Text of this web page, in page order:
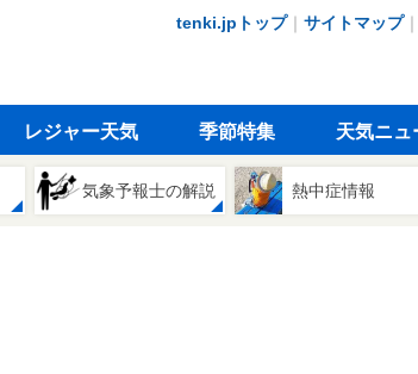
tenki.jpトップ｜ サイトマップ｜
レジャー天気 季節特集 天気ニュ
気象予報士の解説 熱中症情報